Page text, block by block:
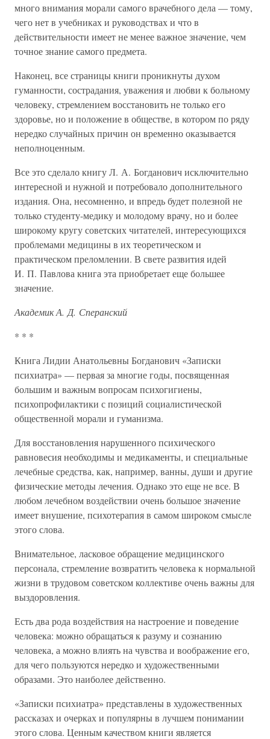
много внимания морали самого врачебного дела — тому,
чего нет в учебниках и руководствах и что в
действительности имеет не менее важное значение, чем
точное знание самого предмета.
Наконец, все страницы книги проникнуты духом
гуманности, сострадания, уважения и любви к больному
человеку, стремлением восстановить не только его
здоровье, но и положение в обществе, в котором по ряду
нередко случайных причин он временно оказывается
неполноценным.
Все это сделало книгу Л. А. Богданович исключительно
интересной и нужной и потребовало дополнительного
издания. Она, несомненно, и впредь будет полезной не
только студенту-медику и молодому врачу, но и более
широкому кругу советских читателей, интересующихся
проблемами медицины в их теоретическом и
практическом преломлении. В свете развития идей
И. П. Павлова книга эта приобретает еще большее
значение.
Академик А. Д. Сперанский
* * *
Книга Лидии Анатольевны Богданович «Записки
психиатра» — первая за многие годы, посвященная
большим и важным вопросам психогигиены,
психопрофилактики с позиций социалистической
общественной морали и гуманизма.
Для восстановления нарушенного психического
равновесия необходимы и медикаменты, и специальные
лечебные средства, как, например, ванны, души и другие
физические методы лечения. Однако это еще не все. В
любом лечебном воздействии очень большое значение
имеет внушение, психотерапия в самом широком смысле
этого слова.
Внимательное, ласковое обращение медицинского
персонала, стремление возвратить человека к нормальной
жизни в трудовом советском коллективе очень важны для
выздоровления.
Есть два рода воздействия на настроение и поведение
человека: можно обращаться к разуму и сознанию
человека, а можно влиять на чувства и воображение его,
для чего пользуются нередко и художественными
образами. Это наиболее действенно.
«Записки психиатра» представлены в художественных
рассказах и очерках и популярны в лучшем понимании
этого слова. Ценным качеством книги является